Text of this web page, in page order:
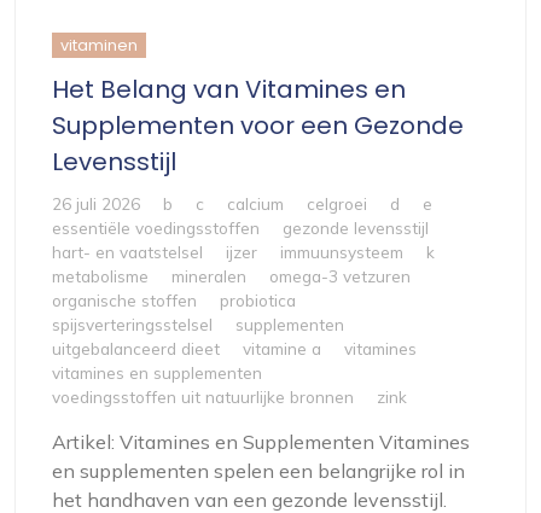
vitaminen
Het Belang van Vitamines en
Supplementen voor een Gezonde
Levensstijl
26 juli 2026 b c calcium celgroei d
e
essentiële voedingsstoffen
gezonde levensstijl
hart- en vaatstelsel
ijzer immuunsysteem
k
metabolisme
mineralen
omega-3 vetzuren
organische stoffen
probiotica
spijsverteringsstelsel
supplementen
uitgebalanceerd dieet
vitamine a
vitamines
vitamines en supplementen
voedingsstoffen uit natuurlijke bronnen
zink
Artikel: Vitamines en Supplementen Vitamines
en supplementen spelen een belangrijke rol in
het handhaven van een gezonde levensstijl.